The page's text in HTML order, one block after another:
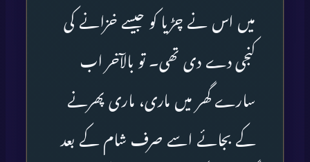
میں اس نے چڑیا کو جیسے خزانے کی
کنجی دے دی تھی۔ تو بالآخر اب
سارے گھر میں ماری، ماری پھرنے
کے بجائے اسے صرف شام کے بعد